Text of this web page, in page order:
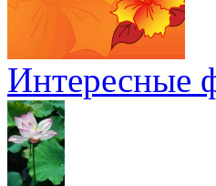
Интересные